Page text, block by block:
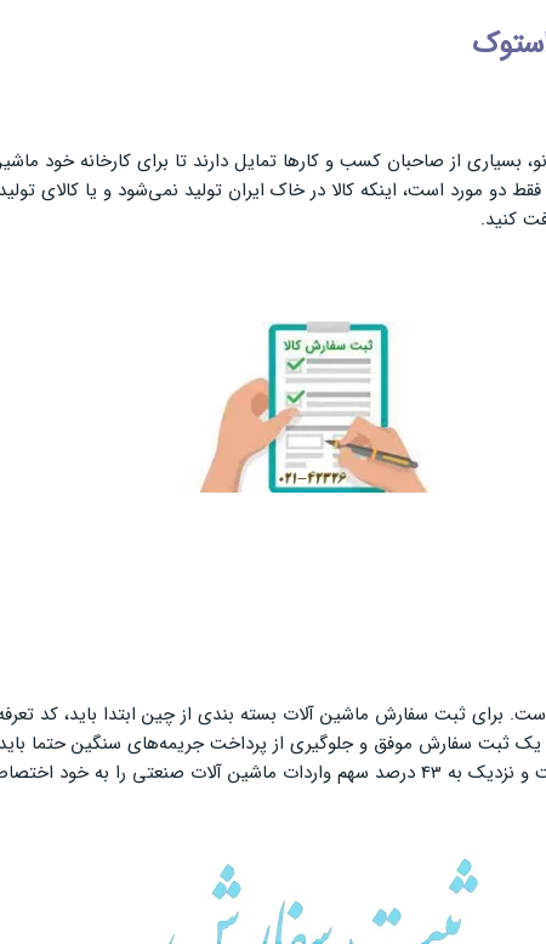
بسیاری از صاحبان کسب و کارها تمایل دارند تا برای کارخانه خود
دو مورد است، اینکه کالا در خاک ایران تولید نمی‌شود و یا کالای
کنید.
برای ثبت سفارش ماشین آلات بسته بندی از چین ابتدا باید، کد
ثبت سفارش موفق و جلوگیری از پرداخت جریمه‌های سنگین حتما
خود اختصاص می‌دهد.